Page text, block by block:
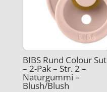
BIBS Rund Colour Sut
– 2-Pak – Str. 2 –
Naturgummi –
Blush/Blush